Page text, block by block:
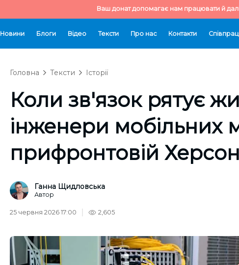
Ваш донат допомагає нам працювати й
Новини Блоги Відео Тексти Про нас Контакти
Головна Тексти Історії
Коли зв'язок рятує
інженери мобільних
прифронтовій
Ганна Щидловська
Автор
25 червня 2026 17:00 2,605